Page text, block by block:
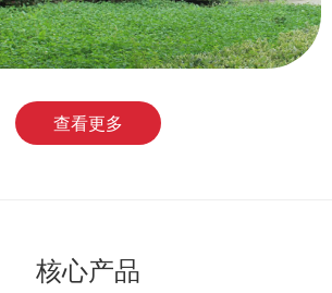
查看更多
核心产品